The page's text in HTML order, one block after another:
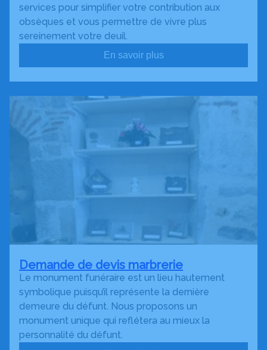
services pour simplifier votre contribution aux
obsèques et vous permettre de vivre plus
sereinement votre deuil.
En savoir plus
Demande de devis marbrerie
Le monument funéraire est un lieu hautement
symbolique puisqu’il représente la dernière
demeure du défunt. Nous proposons un
monument unique qui reflétera au mieux la
personnalité du défunt.